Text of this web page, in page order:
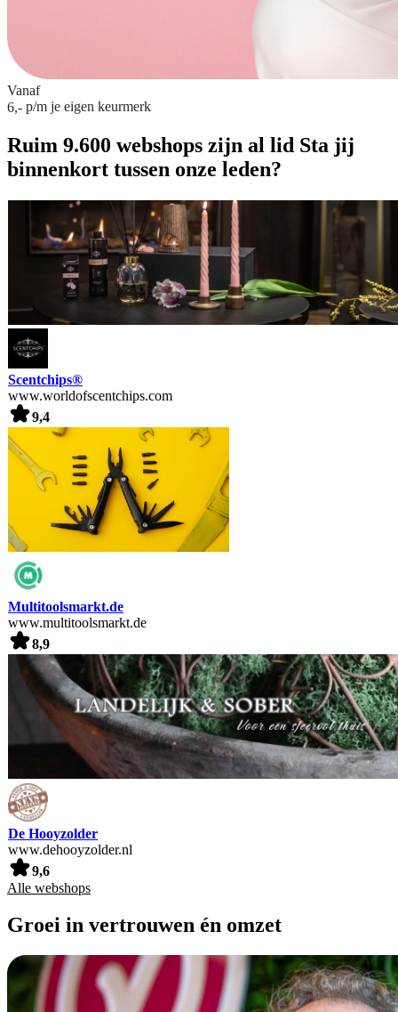
Vanaf
6,- p/m je eigen keurmerk
Ruim 9.600 webshops zijn al lid Sta jij
binnenkort tussen onze leden?
Scentchips®
www.worldofscentchips.com
9,4
Multitoolsmarkt.de
www.multitoolsmarkt.de
8,9
De Hooyzolder
www.dehooyzolder.nl
9,6
Alle webshops
Groei in vertrouwen én omzet